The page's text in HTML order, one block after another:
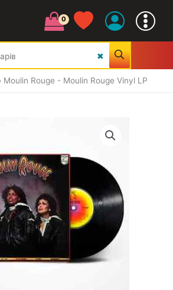
Moulin Rouge - Moulin Rouge Vinyl LP
CLASSIC
JAZZ&BLUES